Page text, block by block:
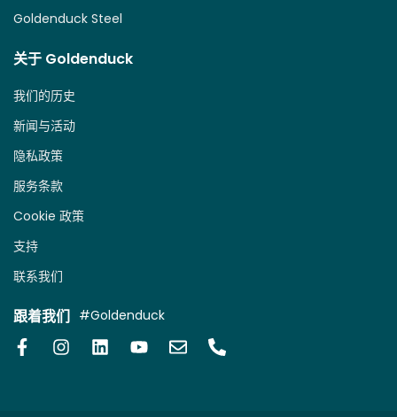
Goldenduck Steel
关于 Goldenduck
我们的历史
新闻与活动
隐私政策
服务条款
Cookie 政策
支持
联系我们
跟着我们 #Goldenduck